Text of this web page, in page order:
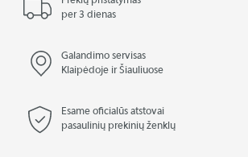
per 3 dienas
Galandimo servisas
Klaipėdoje ir Šiauliuose
Esame oficialūs atstovai
pasaulinių prekinių ženklų